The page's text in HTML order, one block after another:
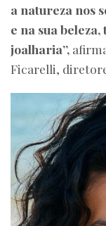
a natureza nos
e na sua
joalharia”,
Ficarelli,